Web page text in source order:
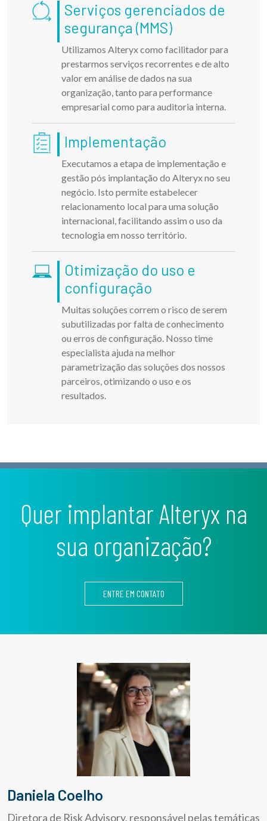
Serviços gerenciados de
segurança (MMS)
Utilizamos Alteryx como facilitador para
prestarmos serviços recorrentes e de alto
valor em análise de dados na sua
organização, tanto para performance
empresarial como para auditoria interna.
Implementação
Executamos a etapa de implementação e
gestão pós implantação do Alteryx no seu
negócio. Isto permite estabelecer
relacionamento local para uma solução
internacional, facilitando assim o uso da
tecnologia em nosso território.
Otimização do uso e
configuração
Muitas soluções correm o risco de serem
subutilizadas por falta de conhecimento
ou erros de configuração. Nosso time
especialista ajuda na melhor
parametrização das soluções dos nossos
parceiros, otimizando o uso e os
resultados.
Quer implantar Alteryx na
sua organização?
ENTRE EM CONTATO
Daniela Coelho
Diretora de Risk Advisory, responsável pelas temáticas